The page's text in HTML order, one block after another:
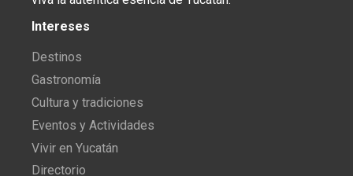
Intereses
Destinos
Gastronomía
Cultura y tradiciones
Eventos y Actividades
Vivir en Yucatán
Directorio